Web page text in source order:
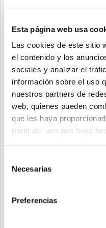
Esta página web usa
Las cookies de este sitio
el contenido y los
sociales y analizar el
información sobre el uso
nuestros partners de
web, quienes pueden
que les haya
partir del uso que haya
Necesarias
Preferencias
caché
herramienta
correctamente.
completas, vistas y
tráfico, utiliza
Memcached, que
acelerando el acceso
procesamiento.
causas de sitios
perder calidad y